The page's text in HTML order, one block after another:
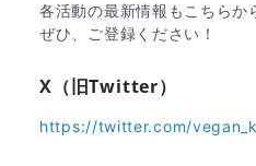
各活動の最新情報もこちらか
ぜひ、ご登録ください！
X（旧Twitter）
https://twitter.com/